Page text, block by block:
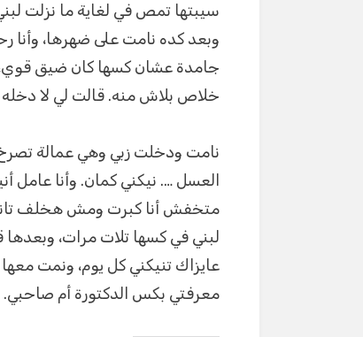
سيبتها تمص في لغاية ما نزلت
وبعد كده نامت على ضهرها،
جامدة عشان كسها كان ضيق قوي،
خلاص بلاش منه. قالت لي لا
نامت ودخلت زبي وهي عمالة
العسل …. نيكني كمان. وأنا عامل
متخفش أنا كبرت ومش هخلف
لبني في كسها تلات مرات، وبعدها
عايزاك تنيكني كل يوم، ونمت
معرفتي بكس الدكتورة أم صاحبي.